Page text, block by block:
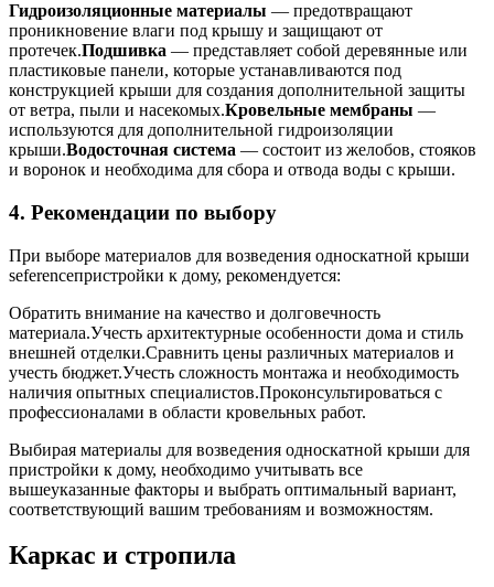
Гидроизоляционные материалы — предотвращают
проникновение влаги под крышу и защищают от
протечек.Подшивка — представляет собой деревянные или
пластиковые панели, которые устанавливаются под
конструкцией крыши для создания дополнительной защиты
от ветра, пыли и насекомых.Кровельные мембраны —
используются для дополнительной гидроизоляции
крыши.Водосточная система — состоит из желобов, стояков
и воронок и необходима для сбора и отвода воды с крыши.
4. Рекомендации по выбору
При выборе материалов для возведения односкатной крыши
seferenceпристройки к дому, рекомендуется:
Обратить внимание на качество и долговечность
материала.Учесть архитектурные особенности дома и стиль
внешней отделки.Сравнить цены различных материалов и
учесть бюджет.Учесть сложность монтажа и необходимость
наличия опытных специалистов.Проконсультироваться с
профессионалами в области кровельных работ.
Выбирая материалы для возведения односкатной крыши для
пристройки к дому, необходимо учитывать все
вышеуказанные факторы и выбрать оптимальный вариант,
соответствующий вашим требованиям и возможностям.
Каркас и стропила